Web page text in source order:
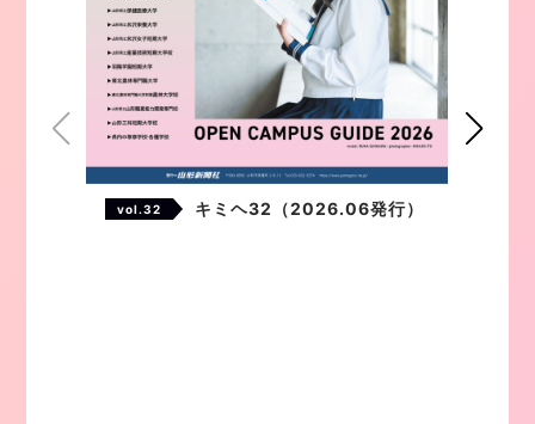
vol.32 キミヘ32（2026.06発行）